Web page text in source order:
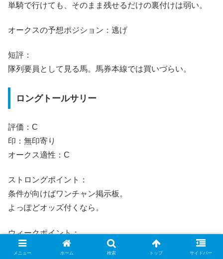
単騎で行けても、そのまま残せるだけの裏付けは弱い。
オークスの予想ポジション：逃げ
短評：
隊列要員として見る馬。馬券本線では買いづらい。
ロングトールサリー
評価：C
印：無印寄り
オークス適性：C
ストロングポイント：
条件が向けばワンチャン掲示板。
よっぽどオッズ付くなら。
ウィークポイント：
上位比較で強く押せる材料はまだ薄い。
メニュー ホーム 検索 トップ サイドバー